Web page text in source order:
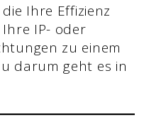
Ihre Effizienz
IP- oder
zu einem
darum geht es in